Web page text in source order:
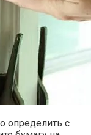
определить с